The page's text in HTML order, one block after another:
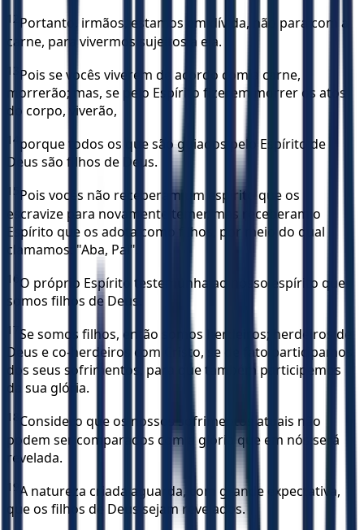
12 Portanto, irmãos, estamos em dívida, não para com a
carne, para vivermos sujeitos a ela.
13 Pois se vocês viverem de acordo com a carne,
morrerão; mas, se pelo Espírito fizerem morrer os atos
do corpo, viverão,
14 porque todos os que são guiados pelo Espírito de
Deus são filhos de Deus.
15 Pois vocês não receberam um espírito que os
escravize para novamente temer, mas receberam o
Espírito que os adota como filhos, por meio do qual
clamamos: "Aba, Pai".
16 O próprio Espírito testemunha ao nosso espírito que
somos filhos de Deus.
17 Se somos filhos, então somos herdeiros; herdeiros de
Deus e co-herdeiros com Cristo, se de fato participamos
dos seus sofrimentos, para que também participemos
da sua glória.
18 Considero que os nossos sofrimentos atuais não
podem ser comparados com a glória que em nós será
revelada.
19 A natureza criada aguarda, com grande expectativa,
que os filhos de Deus sejam revelados.